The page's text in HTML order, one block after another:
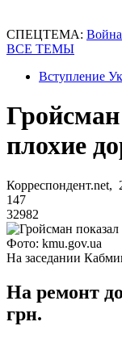
СПЕЦТЕМА:
ВСЕ ТЕМЫ
Вступление
плохие
Корреспондент.net,
147
32982
Фото: kmu.gov.ua
На заседании
На ремонт
грн.